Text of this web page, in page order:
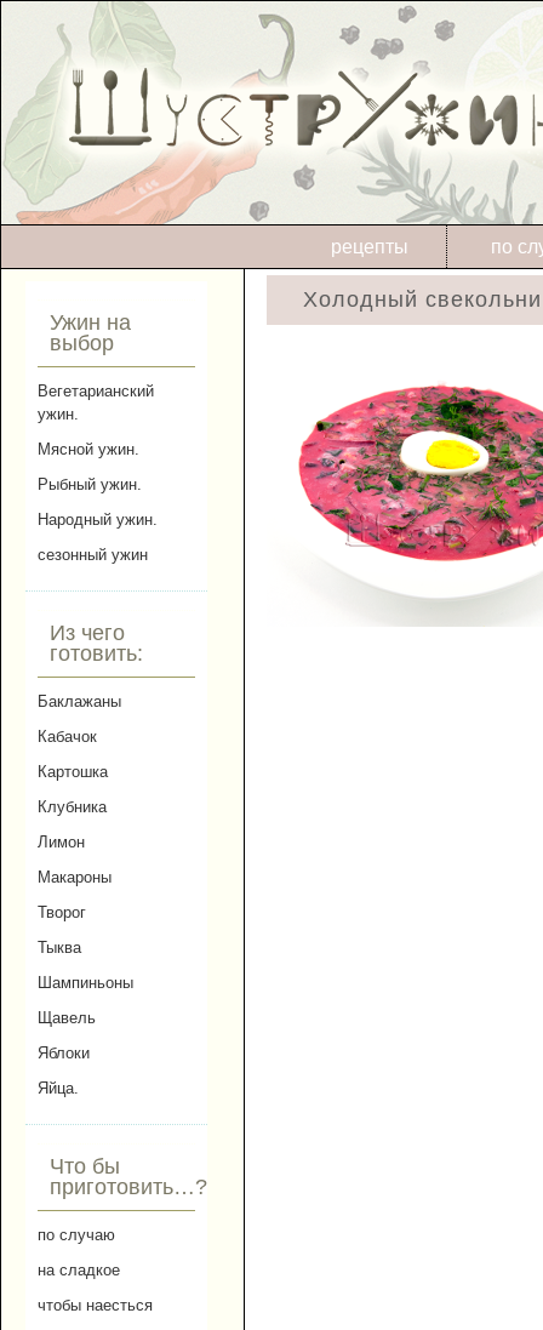
по
рецепты
Ужин на
выбор
Вегетарианский
ужин.
Мясной ужин.
Рыбный ужин.
Народный ужин.
сезонный ужин
Из чего
готовить:
Баклажаны
Кабачок
Картошка
Клубника
Лимон
Макароны
Творог
Тыква
Шампиньоны
Щавель
Яблоки
Яйца.
Что бы
приготовить…?
по случаю
на сладкое
чтобы наесться
Холодный